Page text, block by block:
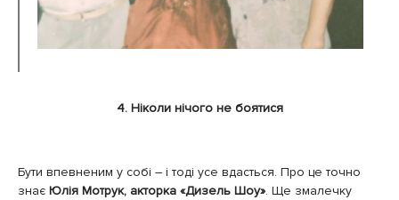
4. Ніколи нічого не боятися
Бути впевненим у собі – і тоді усе вдасться. Про це точно
знає Юлія Мотрук, акторка «Дизель Шоу». Ще змалечку